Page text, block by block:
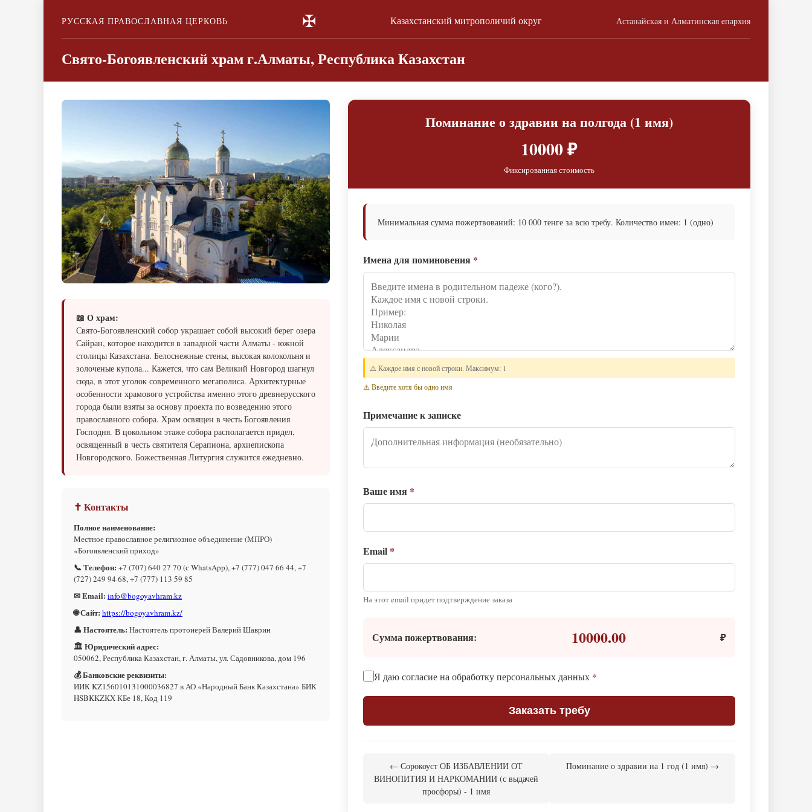
РУССКАЯ ПРАВОСЛАВНАЯ ЦЕРКОВЬ ✠ Казахстанский митрополичий округ Астанайская и Алматинская eпархия
Свято-Богоявленский храм г.Алматы, Республика Казахстан
📖 О храм:
Свято-Богоявленский собор украшает собой высокий берег озера
Сайран, которое находится в западной части Алматы - южной
столицы Казахстана. Белоснежные стены, высокая колокольня и
золоченые купола... Кажется, что сам Великий Новгород шагнул
сюда, в этот уголок современного мегаполиса. Архитектурные
особенности храмового устройства именно этого древнерусского
города были взяты за основу проекта по возведению этого
православного собора. Храм освящен в честь Богоявления
Господня. В цокольном этаже собора располагается придел,
освященный в честь святителя Серапиона, архиепископа
Новгородского. Божественная Литургия служится ежедневно.
✝ Контакты
Полное наименование:
Местное православное религиозное объединение (МПРО)
«Богоявленский приход»
📞 Телефон: +7 (707) 640 27 70 (с WhatsApp), +7 (777) 047 66 44, +7
(727) 249 94 68, +7 (777) 113 59 85
✉ Email: info@bogoyavhram.kz
🌐 Сайт: https://bogoyavhram.kz/
👤 Настоятель: Настоятель протоиерей Валерий Шаврин
🏛 Юридический адрес:
050062, Республика Казахстан, г. Алматы, ул. Садовникова, дом 196
💰 Банковские реквизиты:
ИИК KZ156010131000036827 в АО «Народный Банк Казахстана» БИК
HSBKKZKX КБе 18, Код 119
Поминание о здравии на полгода (1 имя)
10000 ₽
Фиксированная стоимость
Минимальная сумма пожертвований: 10 000 тенге за всю требу. Количество имен: 1 (одно)
Имена для поминовения *
⚠️ Каждое имя с новой строки. Максимум: 1
⚠️ Введите хотя бы одно имя
Примечание к записке
Ваше имя *
Email *
На этот email придет подтверждение заказа
Сумма пожертвования: 10000.00 ₽
Я даю согласие на обработку персональных данных *
Заказать требу
← Сорокоуст ОБ ИЗБАВЛЕНИИ ОТ
ВИНОПИТИЯ И НАРКОМАНИИ (с выдачей
просфоры) - 1 имя
Поминание о здравии на 1 год (1 имя) →